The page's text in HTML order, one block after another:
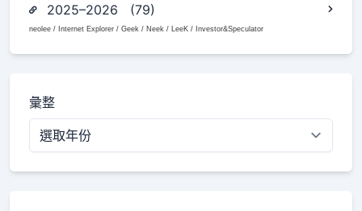
2025–2026 (79)
neolee / Internet Explorer / Geek / Neek / LeeK / Investor&Speculator
彙整